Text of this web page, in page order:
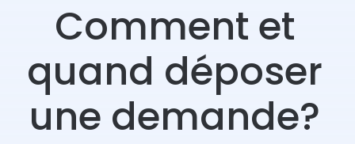
Comment et
quand déposer
une demande?